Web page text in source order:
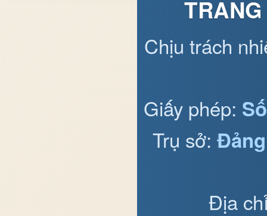
Chịu trách
Giấy phép:
Trụ sở:
Địa